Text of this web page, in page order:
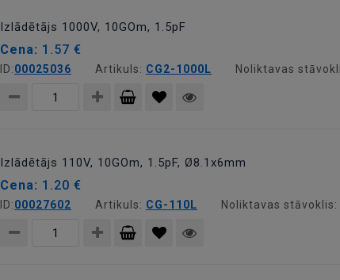
Izlādētājs 1000V, 10GOm, 1.5pF
Cena: 1.57 €
ID:00025036 Artikuls: CG2-1000L Noliktavas
Izlādētājs 110V, 10GOm, 1.5pF, Ø8.1x6mm
Cena: 1.20 €
ID:00027602 Artikuls: CG-110L Noliktavas stāvoklis: